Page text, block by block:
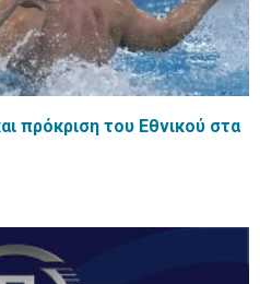
πρόκριση του Εθνικού στα